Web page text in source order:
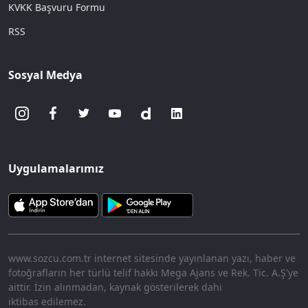
KVKK Başvuru Formu
RSS
Sosyal Medya
Uygulamalarımız
www.sozcu.com.tr internet sitesinde yayınlanan yazı, haber ve
fotoğrafların her türlü telif hakkı Mega Ajans ve Rek. Tic. A.Ş'ye
aittir. İzin alınmadan, kaynak gösterilerek dahi
iktibas edilemez.